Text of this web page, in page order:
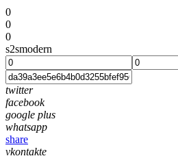
0
0
0
s2smodern
twitter
facebook
google plus
whatsapp
share
vkontakte